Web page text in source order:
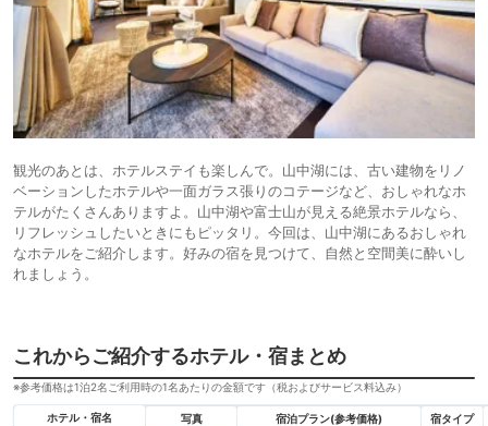
観光のあとは、ホテルステイも楽しんで。山中湖には、古い建物をリノ
ベーションしたホテルや一面ガラス張りのコテージなど、おしゃれなホ
テルがたくさんありますよ。山中湖や富士山が見える絶景ホテルなら、
リフレッシュしたいときにもピッタリ。今回は、山中湖にあるおしゃれ
なホテルをご紹介します。好みの宿を見つけて、自然と空間美に酔いし
れましょう。
これからご紹介するホテル・宿まとめ
※参考価格は1泊2名ご利用時の1名あたりの金額です（税およびサービス料込み）
ホテル・宿名 写真 宿泊プラン(参考価格) 宿タイプ